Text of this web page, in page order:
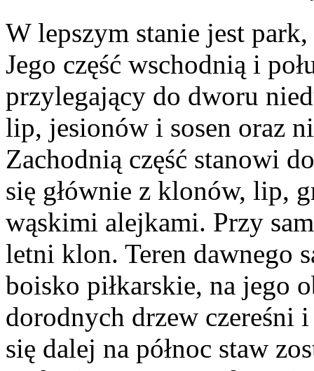
W lepszym stanie jest
Jego część wschodnią i
przylegający do dworu
lip, jesionów i sosen oraz
Zachodnią część stanowi
się głównie z klonów, lip,
wąskimi alejkami. Przy
letni klon. Teren dawnego
boisko piłkarskie, na jego
dorodnych drzew czereśni
się dalej na północ staw